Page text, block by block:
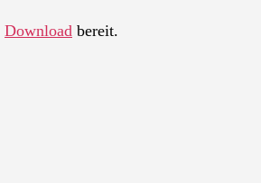
Download bereit.